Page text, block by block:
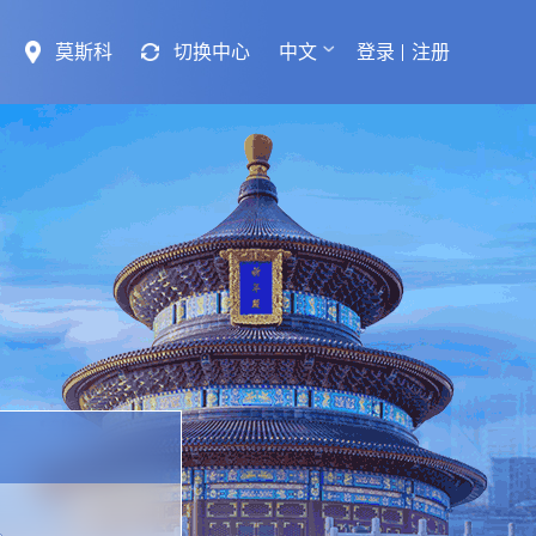
莫斯科 切换中心 中文 登录 注册